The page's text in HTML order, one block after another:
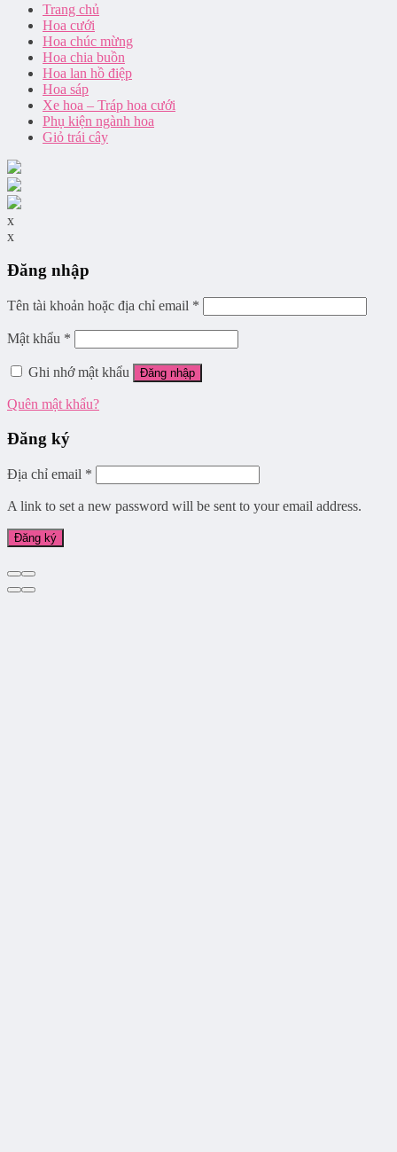
Trang chủ
Hoa cưới
Hoa chúc mừng
Hoa chia buồn
Hoa lan hồ điệp
Hoa sáp
Xe hoa – Tráp hoa cưới
Phụ kiện ngành hoa
Giỏ trái cây
x
x
Đăng nhập
Tên tài khoản hoặc địa chỉ email *
Mật khẩu *
Ghi nhớ mật khẩu Đăng nhập
Quên mật khẩu?
Đăng ký
Địa chỉ email *
A link to set a new password will be sent to your email address.
Đăng ký